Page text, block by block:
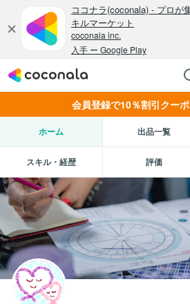
会員登録で10％割引クー
ホーム 出品一覧
スキル・経歴 評価